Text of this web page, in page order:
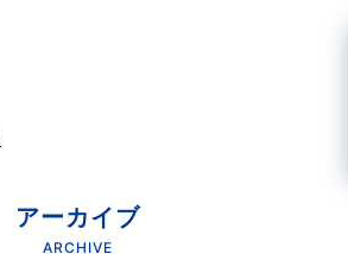
アーカイブ
ARCHIVE